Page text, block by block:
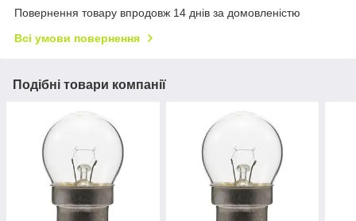
Повернення товару впродовж 14 днів за домовленістю
Всі умови повернення
Подібні товари компанії